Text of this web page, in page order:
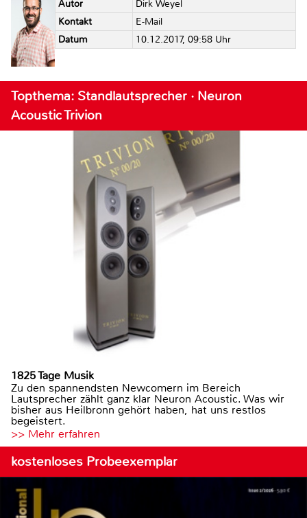
Autor
Dirk Weyel
Kontakt
E-Mail
Datum
10.12.2017, 09:58 Uhr
Topthema: Standlautsprecher · Neuron
Acoustic Trivion
1825 Tage Musik
Zu den spannendsten Newcomern im Bereich
Lautsprecher zählt ganz klar Neuron Acoustic. Was wir
bisher aus Heilbronn gehört haben, hat uns restlos
begeistert.
>> Mehr erfahren
kostenloses Probeexemplar